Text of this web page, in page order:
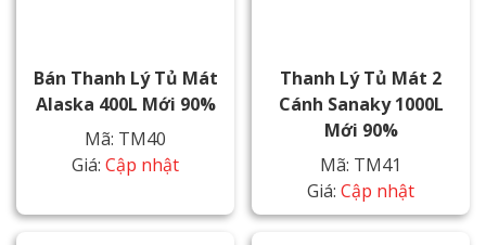
Bán Thanh Lý Tủ Mát
Alaska 400L Mới 90%
Mã: TM40
Giá: Cập nhật
Thanh Lý Tủ Mát 2
Cánh Sanaky 1000L
Mới 90%
Mã: TM41
Giá: Cập nhật